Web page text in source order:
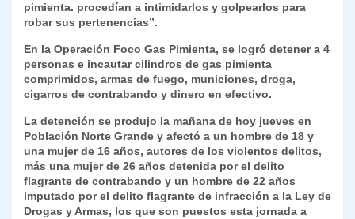
pimienta. procedían a intimidarlos y golpearlos para
robar sus pertenencias”.
En la Operación Foco Gas Pimienta, se logró detener a 4
personas e incautar cilindros de gas pimienta
comprimidos, armas de fuego, municiones, droga,
cigarros de contrabando y dinero en efectivo.
La detención se produjo la mañana de hoy jueves en
Población Norte Grande y afectó a un hombre de 18 y
una mujer de 16 años, autores de los violentos delitos,
más una mujer de 26 años detenida por el delito
flagrante de contrabando y un hombre de 22 años
imputado por el delito flagrante de infracción a la Ley de
Drogas y Armas, los que son puestos esta jornada a